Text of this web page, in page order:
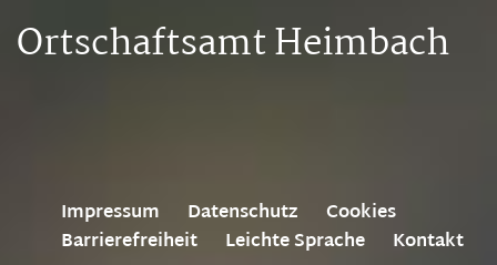
Ortschaftsamt Heimbach
Impressum Datenschutz
Cookies
Barrierefreiheit
Leichte Sprache Kontakt